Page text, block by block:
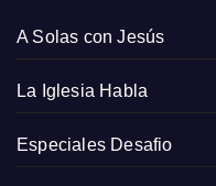
A Solas con Jesús
La Iglesia Habla
Especiales Desafio